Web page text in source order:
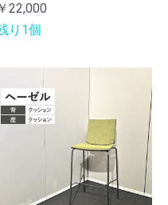
￥22,000
り1個